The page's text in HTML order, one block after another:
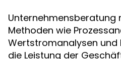
Methoden wie
Wertstromanalysen und
die Leistung der